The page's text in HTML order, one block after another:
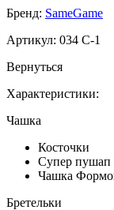
Бренд: SameGame
Артикул: 034 C-1
Вернуться
Характеристики:
Чашка
Косточки
Супер
Чашка
Бретельки